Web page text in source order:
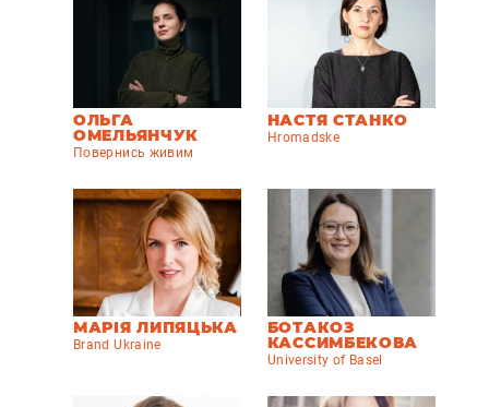
ОЛЬГА
ОМЕЛЬЯНЧУК
Повернись живим
НАСТЯ СТАНКО
Hromadske
МАРІЯ ЛИПЯЦЬКА
Brand Ukraine
БОТАКОЗ
КАССИМБЕКОВА
University of Basel